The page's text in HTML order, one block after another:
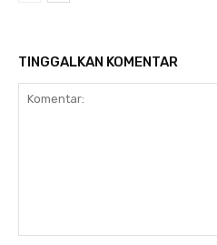
TINGGALKAN KOMENTAR